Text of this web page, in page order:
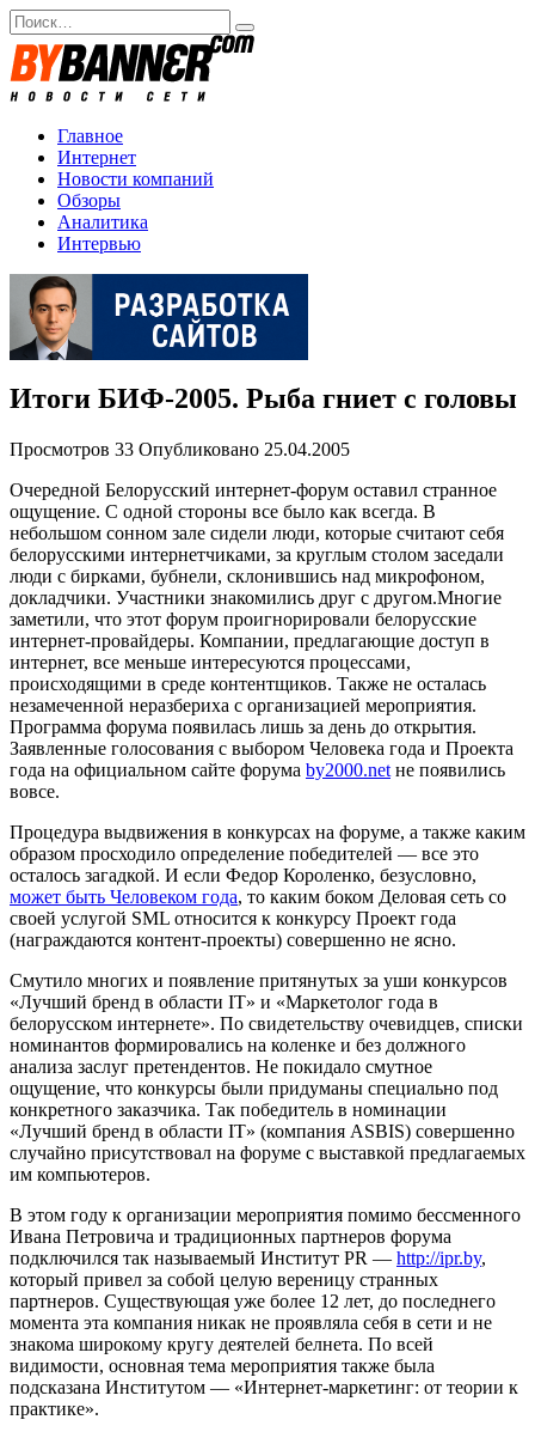
Перейти
к
содержанию
Search
for:
Главное
Интернет
Новости компаний
Обзоры
Аналитика
Интервью
Итоги БИФ-2005. Рыба гниет с головы
Просмотров 33 Опубликовано 25.04.2005
Очередной Белорусский интернет-форум оставил странное
ощущение. С одной стороны все было как всегда. В
небольшом сонном зале сидели люди, которые считают себя
белорусскими интернетчиками, за круглым столом заседали
люди с бирками, бубнели, склонившись над микрофоном,
докладчики. Участники знакомились друг с другом.Многие
заметили, что этот форум проигнорировали белорусские
интернет-провайдеры. Компании, предлагающие доступ в
интернет, все меньше интересуются процессами,
происходящими в среде контентщиков. Также не осталась
незамеченной неразбериха с организацией мероприятия.
Программа форума появилась лишь за день до открытия.
Заявленные голосования с выбором Человека года и Проекта
года на официальном сайте форума by2000.net не появились
вовсе.
Процедура выдвижения в конкурсах на форуме, а также каким
образом просходило определение победителей — все это
осталось загадкой. И если Федор Короленко, безусловно,
может быть Человеком года, то каким боком Деловая сеть со
своей услугой SML относится к конкурсу Проект года
(награждаются контент-проекты) совершенно не ясно.
Смутило многих и появление притянутых за уши конкурсов
«Лучший бренд в области IT» и «Маркетолог года в
белорусском интернете». По свидетельству очевидцев, списки
номинантов формировались на коленке и без должного
анализа заслуг претендентов. Не покидало смутное
ощущение, что конкурсы были придуманы специально под
конкретного заказчика. Так победитель в номинации
«Лучший бренд в области IT» (компания ASBIS) совершенно
случайно присутствовал на форуме с выставкой предлагаемых
им компьютеров.
В этом году к организации мероприятия помимо бессменного
Ивана Петровича и традиционных партнеров форума
подключился так называемый Институт PR — http://ipr.by,
который привел за собой целую вереницу странных
партнеров. Существующая уже более 12 лет, до последнего
момента эта компания никак не проявляла себя в сети и не
знакома широкому кругу деятелей белнета. По всей
видимости, основная тема мероприятия также была
подсказана Институтом — «Интернет-маркетинг: от теории к
практике».